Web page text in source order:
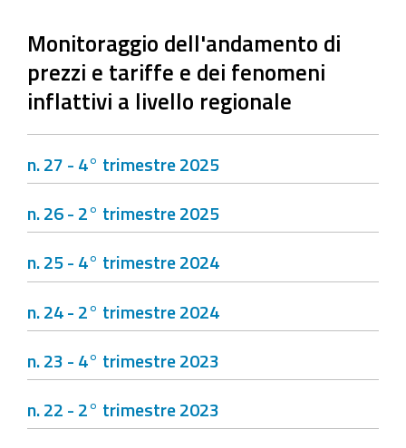
Monitoraggio dell'andamento di
prezzi e tariffe e dei fenomeni
inflattivi a livello regionale
n. 27 - 4° trimestre 2025
n. 26 - 2° trimestre 2025
n. 25 - 4° trimestre 2024
n. 24 - 2° trimestre 2024
n. 23 - 4° trimestre 2023
n. 22 - 2° trimestre 2023